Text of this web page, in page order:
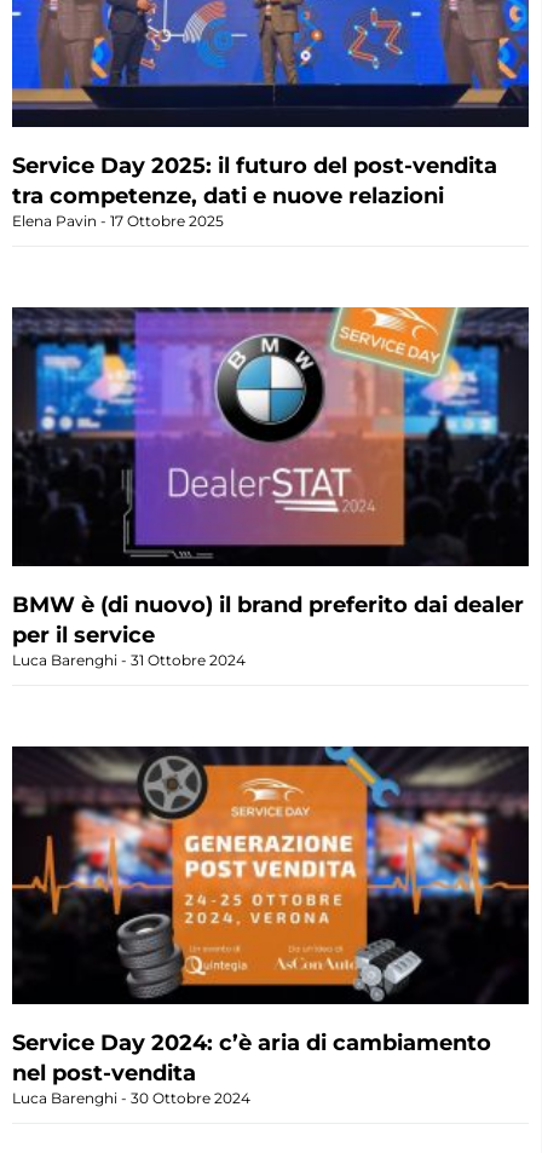
Service Day 2025: il futuro del post-vendita
tra competenze, dati e nuove relazioni
Elena Pavin 17 Ottobre 2025
BMW è (di nuovo) il brand preferito dai dealer
per il service
Luca Barenghi 31 Ottobre 2024
Service Day 2024: c’è aria di cambiamento
nel post-vendita
Luca Barenghi 30 Ottobre 2024